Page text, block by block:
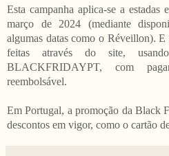
Esta campanha aplica-se a
março de 2024 (mediante
algumas datas como o Réveillon). E
feitas através do site,
BLACKFRIDAYPT, com
reembolsável.
Em Portugal, a promoção da Black
descontos em vigor, como o cartão